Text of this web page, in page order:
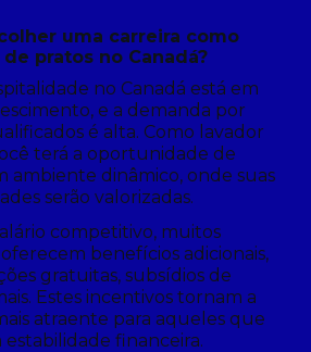
uma carreira como
pratos no Canadá?
no Canadá está em
e a demanda por
é alta. Como lavador
terá a oportunidade de
ambiente dinâmico, onde suas
serão valorizadas.
competitivo, muitos
benefícios adicionais,
gratuitas, subsídios de
Estes incentivos tornam a
atraente para aqueles que
estabilidade financeira.